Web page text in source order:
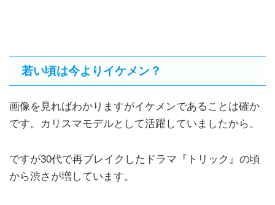
若い頃は今よりイケメン？
画像を見ればわかりますがイケメンであることは確か
です。カリスマモデルとして活躍していましたから。
ですが30代で再ブレイクしたドラマ『トリック』の頃
から渋さが増しています。